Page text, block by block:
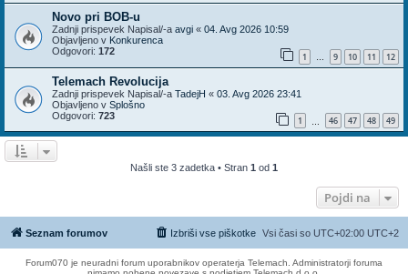
Novo pri BOB-u
Zadnji prispevek Napisal/-a avgi « 04. Avg 2026 10:59
Objavljeno v Konkurenca
Odgovori: 172 1 … 9 10 11 12
Telemach Revolucija
Zadnji prispevek Napisal/-a TadejH « 03. Avg 2026 23:41
Objavljeno v Splošno
Odgovori: 723 1 46 47 48 49
Našli ste 3 zadetka • Stran 1 od 1
Pojdi na
Seznam forumov Vsi časi so UTC+02:00 UTC+2
Izbriši vse piškotke
Forum070 je neuradni forum uporabnikov operaterja Telemach. Administratorji foruma